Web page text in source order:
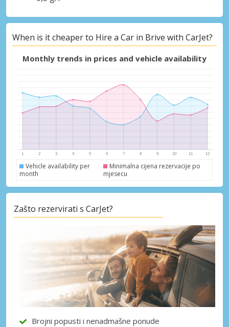
Posebni popusti
Pristupite ekskluzivnim ponudama naših
dobavljača
When is it cheaper to Hire a Car in Brive with CarJet?
Monthly trends in prices and vehicle availability
Vehicle availability per
month
Minimalna cijena rezervacije po
mjesecu
Zašto rezervirati s CarJet?
Brojni popusti i nenadmašne ponude